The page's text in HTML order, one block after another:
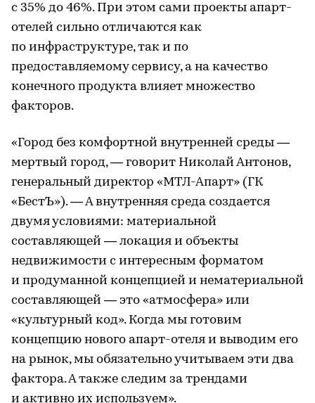
с 35% до 46%. При этом сами проекты апарт-
отелей сильно отличаются как
по инфраструктуре, так и по
предоставляемому сервису, а на качество
конечного продукта влияет множество
факторов.
«Город без комфортной внутренней среды —
мертвый город, — говорит Николай Антонов,
генеральный директор «МТЛ-Апарт» (ГК
«БестЪ»). — А внутренняя среда создается
двумя условиями: материальной
составляющей — локация и объекты
недвижимости с интересным форматом
и продуманной концепцией и нематериальной
составляющей — это «атмосфера» или
«культурный код». Когда мы готовим
концепцию нового апарт-отеля и выводим его
на рынок, мы обязательно учитываем эти два
фактора. А также следим за трендами
и активно их используем».